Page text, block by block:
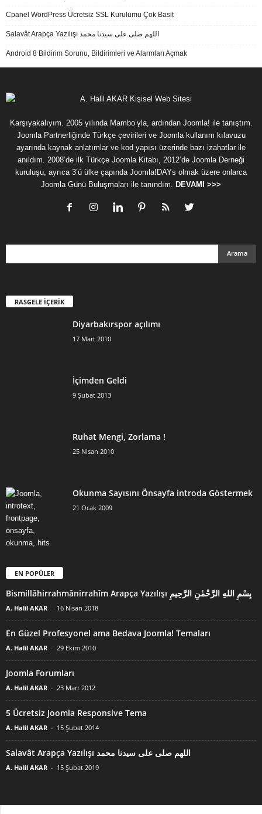
Cpanel WordPress Ücretsiz SSL Kurulumu Çok Basit
Salavât Arapça Yazılışı اللهم صلى على سيدنا محمد
Android 8 Bildirim Sorunu, Bildirimleri ve Alarmları Açmak
Karşıyakalıyım. 2005 yılında Mambo’yla, ardından Joomla! ile tanıştım.
Joomla Partnerliğinde Türkçe çevirileri ve Joomla kullanım kılavuzu
ayarında kaynak anlatımlar ve kod yapısı üzerinde bazı izahatlar ile
anıldım. 2008’de ilk Türkçe Joomla Kitabı, 2012’de Joomla Derneği
kuruluşu, ayrıca 3’ü ülke çapında Joomla!DAYs olmak üzere onlarca
Joomla Günü Buluşmaları ile tanındım.
DEVAMI >>>
RASGELE İÇERİK
Diyarbakırspor açılımı
17 Mart 2010
İçimden Geldi
9 Şubat 2013
Ruhat Mengi, Zorlama !
25 Nisan 2010
Okunma Sayısını Önsayfa introda Göstermek
21 Ocak 2009
EN POPÜLER
Bismillâhirrahmânirrahîm Arapça Yazılışı بِسْمِ اللهِ الرَّحْمٰنِ الرَّحِيمِ
A. Halil AKAR - 16 Nisan 2018
En Güzel Profesyonel ama Bedava Joomla! Temaları
A. Halil AKAR - 29 Ekim 2010
Joomla Forumları
A. Halil AKAR - 23 Mart 2012
5 Ücretsiz Joomla Responsive Tema
A. Halil AKAR - 15 Şubat 2014
Salavât Arapça Yazılışı اللهم صلى على سيدنا محمد
A. Halil AKAR - 15 Şubat 2019